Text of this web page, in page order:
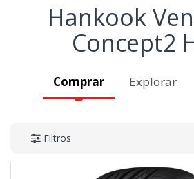
Hankook
Concept2
Comprar Explorar
Filtros